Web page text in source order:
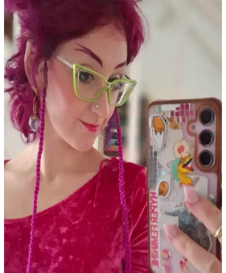
Kuru cilt ve hEDS gibi durumlarda makyajın topaklanması ve
çizgilenmesi sorunları, doğru ürün seçimi ve cilt bakım teknikleriyle
önlenebilir. Nemlendirme ve uygun uygulama önemlidir.
Güncel Eyeliner Trendleri ve Popüler Ürünlerin Göz
Makyajındaki Rolü
Eyeliner trendleri, yoğun çizgilerden uzaklaşıp doğal ve yumuşak
görünüme yöneliyor. Jel ve kalem eyelinerlar, kahverengi tonlar ve
göz farı uygulamaları ön planda. Popüler markalar ve teknikler
makyajda fark yaratıyor.
PCOS Kaynaklı Çene Tüyleri ve Cilt Sorunları:
Tedavi ve Bakım Yöntemleri
Polikistik Over Sendromu (PCOS) nedeniyle çene bölgesinde
oluşan kalın tüyler, batık kıllar ve cilt lekeleri için elektroloji, lazer
epilasyon ve uygun cilt bakımı yöntemleri detaylı şekilde ele
alınmaktadır.
Gothik Makyajda Siyah ve Koyu Kırmızı Dışında
Ruj Kullanımı: Killstar Coven Psychic Poem Örneği
Gothik makyajda klasik siyah ve koyu kırmızı rujların dışında
Killstar Coven'in Psychic Poem soğuk pembe tonu, göz makyajını
ön plana çıkaran alternatif bir stil sunuyor.
Soğuk Alt Tonlu Açık Tenliler İçin Günlük Dudak